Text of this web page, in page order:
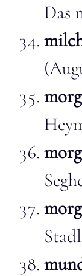
Das